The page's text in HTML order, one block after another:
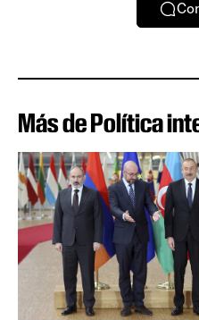
Más de Política